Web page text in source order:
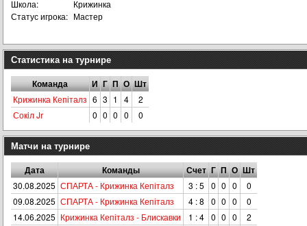
Школа:
Крижинка
Статус игрока: Мастер
Статистика на турнире
Команда И Г П О Шт
Крижинка Кепіталз 6 3 1 4
2
Сокiл Jr
0 0 0 0 0
Матчи на турнире
Дата Команды Счет Г П О Шт
30.08.2025 СПАРТА - Крижинка Кепіталз 3 : 5 0 0 0
0
09.08.2025 СПАРТА - Крижинка Кепіталз 4 : 8 0 0 0
0
14.06.2025 Крижинка Кепіталз - Блискавки 1 : 4 0 0 0
2